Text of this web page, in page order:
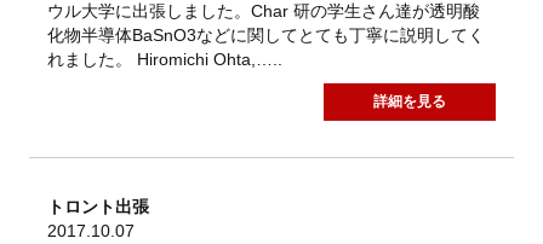
ウル大学に出張しました。Char 研の学生さん達が透明酸
化物半導体BaSnO3などに関してとても丁寧に説明してく
れました。 Hiromichi Ohta,…..
詳細を見る
トロント出張
2017.10.07